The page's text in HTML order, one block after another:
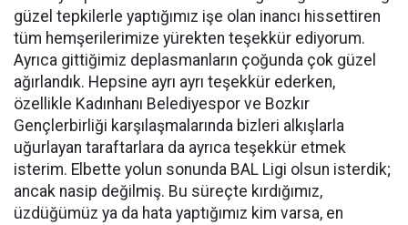
güzel tepkilerle yaptığımız işe olan inancı hissettiren
tüm hemşerilerimize yürekten teşekkür ediyorum.
Ayrıca gittiğimiz deplasmanların çoğunda çok güzel
ağırlandık. Hepsine ayrı ayrı teşekkür ederken,
özellikle Kadınhanı Belediyespor ve Bozkır
Gençlerbirliği karşılaşmalarında bizleri alkışlarla
uğurlayan taraftarlara da ayrıca teşekkür etmek
isterim. Elbette yolun sonunda BAL Ligi olsun isterdik;
ancak nasip değilmiş. Bu süreçte kırdığımız,
üzdüğümüz ya da hata yaptığımız kim varsa, en